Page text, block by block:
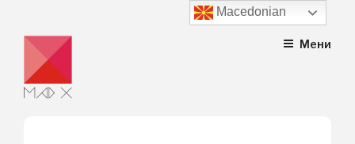
content
Мени
Macedonian